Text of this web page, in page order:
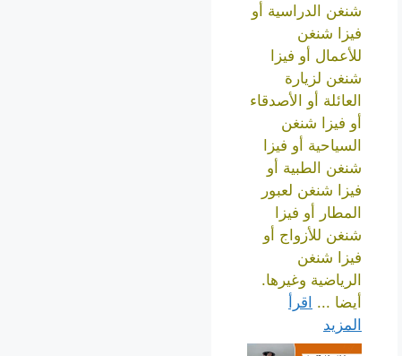
شنغن الدراسية أو
فيزا شنغن
للأعمال أو فيزا
شنغن لزيارة
العائلة أو الأصدقاء
أو فيزا شنغن
السياحية أو فيزا
شنغن الطبية أو
فيزا شنغن لعبور
المطار أو فيزا
شنغن للأزواج أو
فيزا شنغن
الرياضية وغيرها.
أيضا ... اقرأ
المزيد